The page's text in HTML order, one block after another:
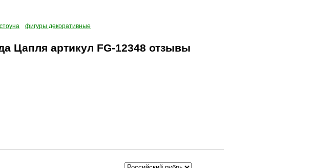
фигуры декоративные
Цапля артикул FG-12348 отзывы